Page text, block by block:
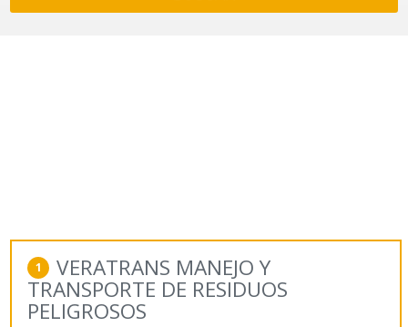
1 VERATRANS MANEJO Y
TRANSPORTE DE RESIDUOS
PELIGROSOS